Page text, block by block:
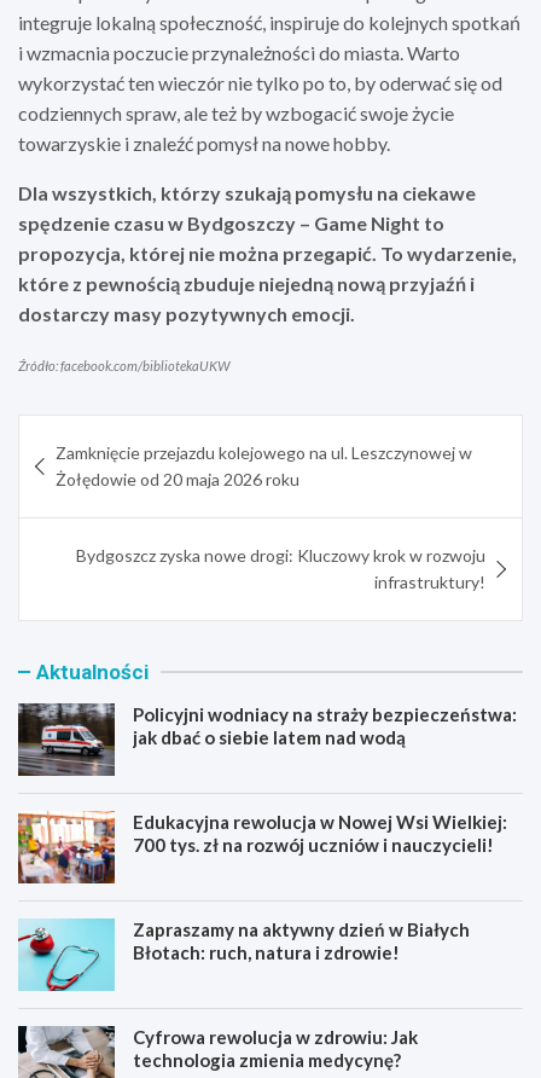
integruje lokalną społeczność, inspiruje do kolejnych spotkań
i wzmacnia poczucie przynależności do miasta. Warto
wykorzystać ten wieczór nie tylko po to, by oderwać się od
codziennych spraw, ale też by wzbogacić swoje życie
towarzyskie i znaleźć pomysł na nowe hobby.
Dla wszystkich, którzy szukają pomysłu na ciekawe
spędzenie czasu w Bydgoszczy – Game Night to
propozycja, której nie można przegapić. To wydarzenie,
które z pewnością zbuduje niejedną nową przyjaźń i
dostarczy masy pozytywnych emocji.
Źródło: facebook.com/bibliotekaUKW
wpisu
Zamknięcie przejazdu kolejowego na ul. Leszczynowej w
Żołędowie od 20 maja 2026 roku
Bydgoszcz zyska nowe drogi: Kluczowy krok w rozwoju
infrastruktury!
Aktualności
Policyjni wodniacy na straży bezpieczeństwa:
jak dbać o siebie latem nad wodą
Edukacyjna rewolucja w Nowej Wsi Wielkiej:
700 tys. zł na rozwój uczniów i nauczycieli!
Zapraszamy na aktywny dzień w Białych
Błotach: ruch, natura i zdrowie!
Cyfrowa rewolucja w zdrowiu: Jak
technologia zmienia medycynę?